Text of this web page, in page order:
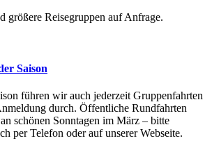
größere Reisegruppen auf Anfrage.
Saison
führen wir auch jederzeit Gruppenfahrten
durch. Öffentliche Rundfahrten
schönen Sonntagen im März – bitte
per Telefon oder auf unserer Webseite.